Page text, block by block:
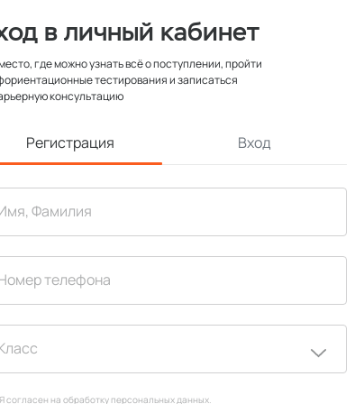
в личный кабинет
где можно узнать всё о поступлении, пройти
тестирования и записаться
консультацию
Регистрация Вход
Я согласен на обработку персональных данных.